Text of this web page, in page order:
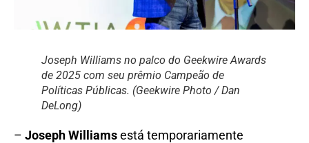
Joseph Williams no palco do Geekwire Awards
de 2025 com seu prêmio Campeão de
Políticas Públicas. (Geekwire Photo / Dan
DeLong)
– Joseph Williamsestá temporariamente